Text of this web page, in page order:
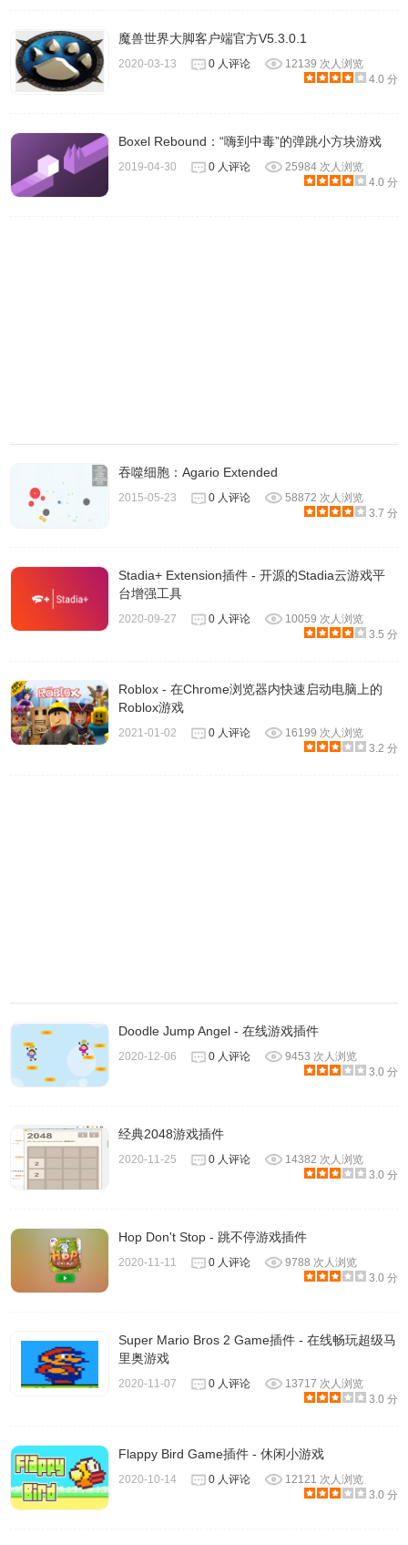
Enhanced Steam插件联系方法
魔兽世界大脚客户端官方V5.3.0.1
2020-03-13 0 人评论
12139 次人浏览
4.0 分
Boxel Rebound：“嗨到中毒”的弹跳小方块游戏
2019-04-30 0 人评论
25984 次人浏览
4.0 分
吞噬细胞：Agario Extended
2015-05-23 0 人评论
58872 次人浏览
3.7 分
Stadia+ Extension插件 - 开源的Stadia云游戏平
台增强工具
2020-09-27 0 人评论
10059 次人浏览
3.5 分
Roblox - 在Chrome浏览器内快速启动电脑上的
Roblox游戏
2021-01-02 0 人评论
16199 次人浏览
3.2 分
Doodle Jump Angel - 在线游戏插件
2020-12-06 0 人评论
9453 次人浏览
3.0 分
经典2048游戏插件
2020-11-25 0 人评论
14382 次人浏览
3.0 分
Hop Don't Stop - 跳不停游戏插件
2020-11-11 0 人评论
9788 次人浏览
3.0 分
Super Mario Bros 2 Game插件 - 在线畅玩超级马
里奥游戏
2020-11-07 0 人评论
13717 次人浏览
3.0 分
Flappy Bird Game插件 - 休闲小游戏
2020-10-14 0 人评论
12121 次人浏览
3.0 分